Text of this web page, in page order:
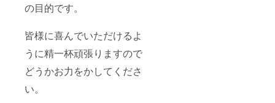
の目的です。
皆様に喜んでいただけるよ
うに精一杯頑張りますので
どうかお力をかしてくださ
い。